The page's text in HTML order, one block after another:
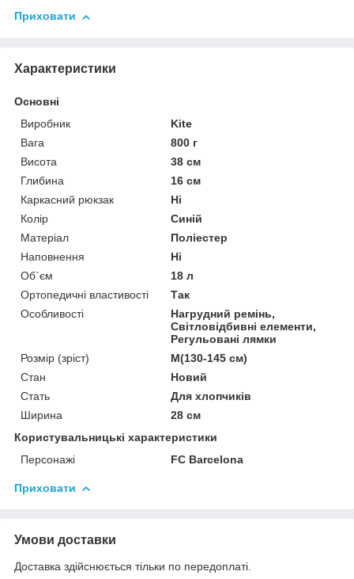
Приховати
Характеристики
Основні
Виробник
Kite
Вага
800 г
Висота
38 см
Глибина
16 см
Каркасний рюкзак
Ні
Колір
Синій
Матеріал
Поліестер
Наповнення
Ні
Об`єм
18 л
Ортопедичні властивості
Так
Особливості
Нагрудний ремінь,
Світловідбивні елементи,
Регульовані лямки
Розмір (зріст)
M(130-145 см)
Стан
Новий
Стать
Для хлопчиків
Ширина
28 см
Користувальницькі характеристики
Персонажі
FC Barcelona
Приховати
Умови доставки
Доставка здійснюється тільки по передоплаті.